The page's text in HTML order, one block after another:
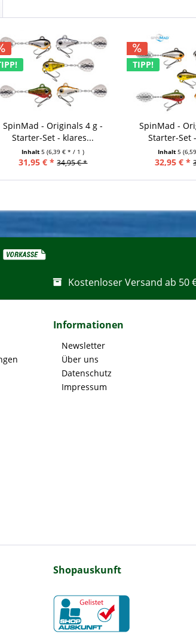
SpinMad - Originals 4 g -
Starter-Set - klares...
Inhalt5(6,39 € * / 1 )
31,95 € * 34,95 € *
TIPP!
SpinMad -
Starter-Set
Inhalt5
32,95 € *
Kostenloser Versand ab 50
Informationen
Newsletter
Über uns
Datenschutz
Impressum
Shopauskunft